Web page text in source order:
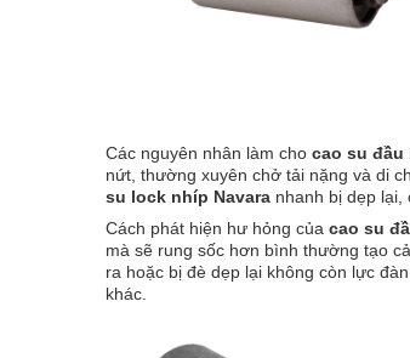
Các nguyên nhân làm cho cao su đầu
nứt, thường xuyên chở tải nặng và di
su lock nhíp Navara nhanh bị dẹp lại,
Cách phát hiện hư hỏng của cao su
mà sẽ rung sốc hơn bình thường tạo
ra hoặc bị đè dẹp lại không còn lực
khác.